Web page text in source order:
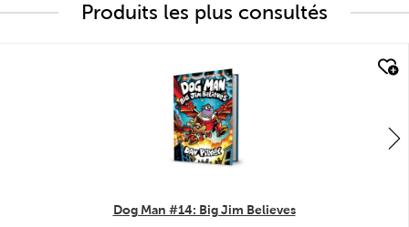
Produits les plus consultés
Dog Man #14: Big Jim Believes